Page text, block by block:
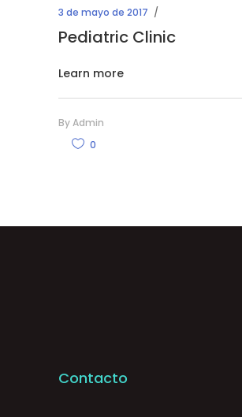
3 de mayo de 2017
Pediatric Clinic
Learn more
ByAdmin
0
Contacto